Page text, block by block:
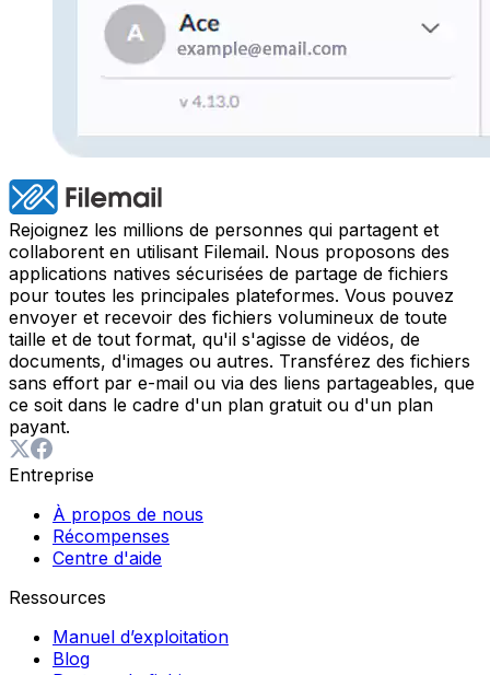
Rejoignez les millions de personnes qui partagent et
collaborent en utilisant Filemail. Nous proposons des
applications natives sécurisées de partage de fichiers
pour toutes les principales plateformes. Vous pouvez
envoyer et recevoir des fichiers volumineux de toute
taille et de tout format, qu'il s'agisse de vidéos, de
documents, d'images ou autres. Transférez des fichiers
sans effort par e-mail ou via des liens partageables, que
ce soit dans le cadre d'un plan gratuit ou d'un plan
payant.
Entreprise
À propos de nous
Récompenses
Centre d'aide
Ressources
Manuel d’exploitation
Blog